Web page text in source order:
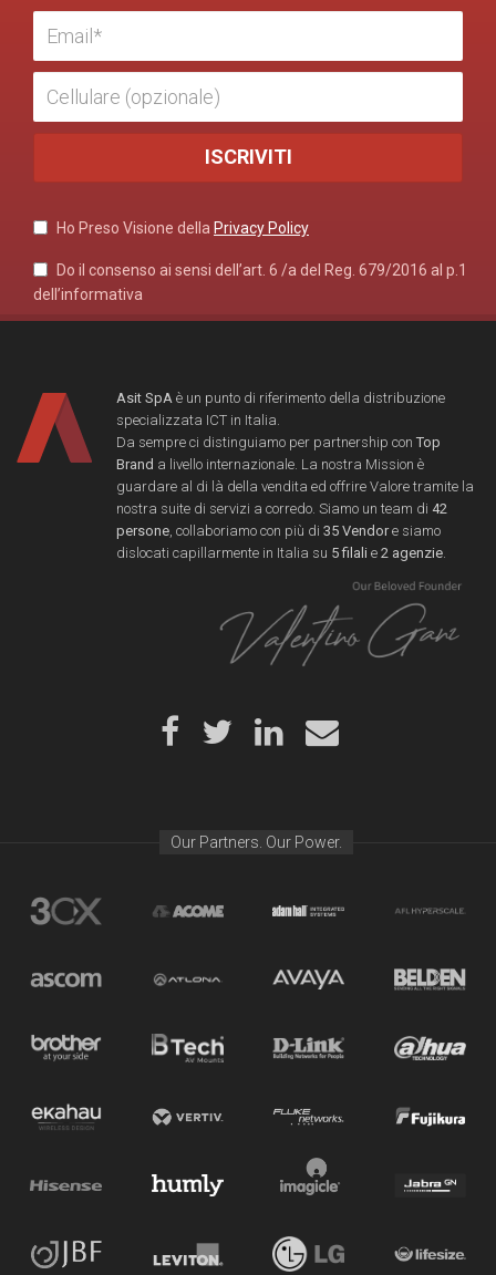
Ho Preso Visione della Privacy Policy
Do il consenso ai sensi dell’art. 6 /a del Reg. 679/2016 al p.1
dell’informativa
Asit SpA è un punto di riferimento della distribuzione
specializzata ICT in Italia.
Da sempre ci distinguiamo per partnership con Top
Brand a livello internazionale. La nostra Mission è
guardare al di là della vendita ed offrire Valore tramite la
nostra suite di servizi a corredo. Siamo un team di 42
persone , collaboriamo con più di 35 Vendore siamo
dislocati capillarmente in Italia su 5 filali e 2 agenzie